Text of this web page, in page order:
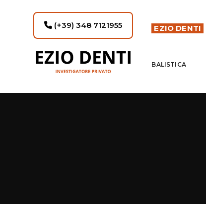
(+39) 348 7121955 EZIO DENTI
BALISTICA